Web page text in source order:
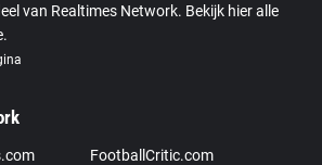
van Realtimes Network. Bekijk hier alle
FootballCritic.com